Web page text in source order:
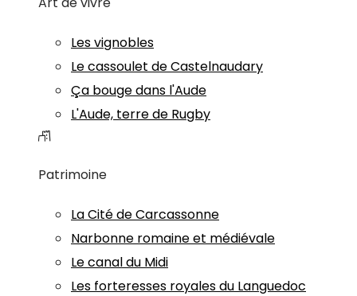
Les vignobles
Le cassoulet de Castelnaudary
Ça bouge dans l'Aude
L'Aude, terre de Rugby
Patrimoine
La Cité de Carcassonne
Narbonne romaine et médiévale
Le canal du Midi
Les forteresses royales du Languedoc